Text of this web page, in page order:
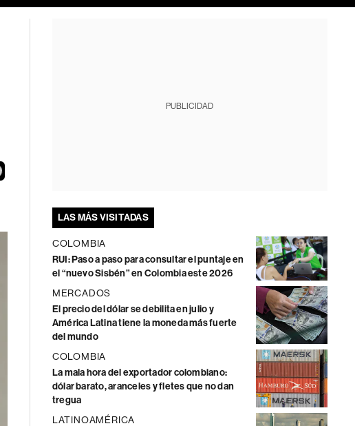
PUBLICIDAD
LAS MÁS VISITADAS
COLOMBIA
RUI: Paso a paso para consultar el puntaje en
el “nuevo Sisbén” en Colombia este 2026
MERCADOS
El precio del dólar se debilita en julio y
América Latina tiene la moneda más fuerte
del mundo
COLOMBIA
La mala hora del exportador colombiano:
dólar barato, aranceles y fletes que no dan
tregua
LATINOAMÉRICA